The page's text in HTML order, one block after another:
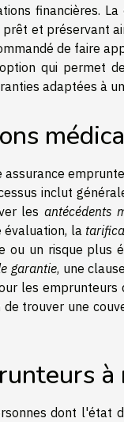
financières.
et préservant
de faire
qui permet
adaptées à
inclut
les antécédents
la
ou un risque plus
garantie, une
les
trouver une
à
dont l'état